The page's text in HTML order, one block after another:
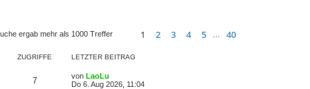
ergab mehr als 1000 Treffer
Seite von
1 2 3 4 5 40
ZUGRIFFE LETZTER BEITRAG
7 von LaoLu
Do 6. Aug 2026, 11:04